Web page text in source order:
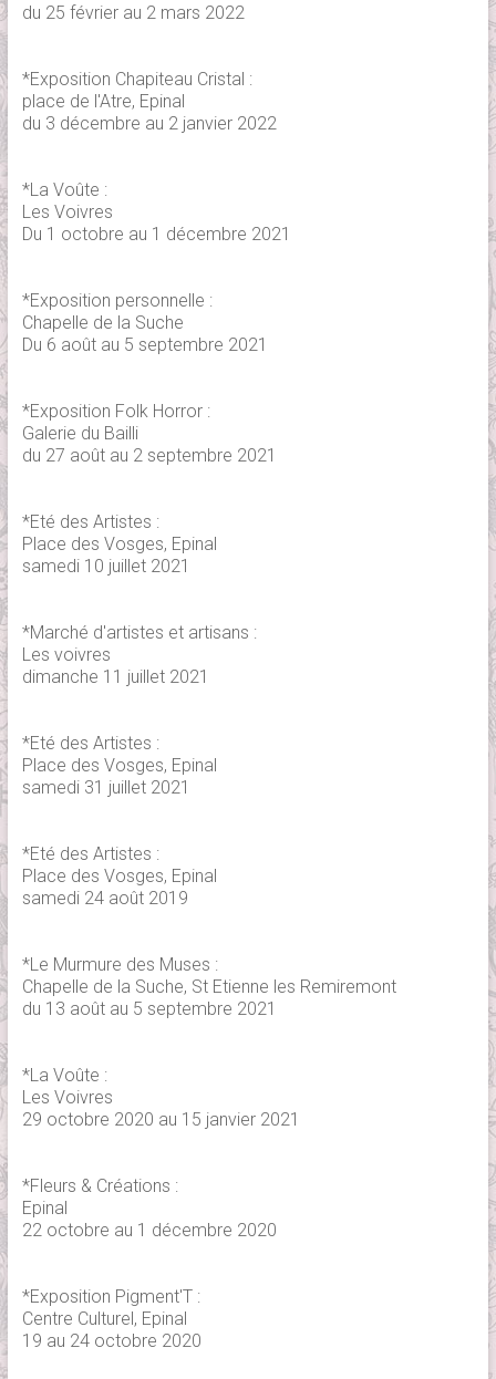
du 25 février au 2 mars 2022
*Exposition Chapiteau Cristal :
place de l'Atre, Epinal
du 3 décembre au 2 janvier 2022
*La Voûte :
Les Voivres
Du 1 octobre au 1 décembre 2021
*Exposition personnelle :
Chapelle de la Suche
Du 6 août au 5 septembre 2021
*Exposition Folk Horror :
Galerie du Bailli
du 27 août au 2 septembre 2021
*Eté des Artistes :
Place des Vosges, Epinal
samedi 10 juillet 2021
*Marché d'artistes et artisans :
Les voivres
dimanche 11 juillet 2021
*Eté des Artistes :
Place des Vosges, Epinal
samedi 31 juillet 2021
*Eté des Artistes :
Place des Vosges, Epinal
samedi 24 août 2019
*Le Murmure des Muses :
Chapelle de la Suche, St Etienne les Remiremont
du 13 août au 5 septembre 2021
*La Voûte :
Les Voivres
29 octobre 2020 au 15 janvier 2021
*Fleurs & Créations :
Epinal
22 octobre au 1 décembre 2020
*Exposition Pigment'T :
Centre Culturel, Epinal
19 au 24 octobre 2020